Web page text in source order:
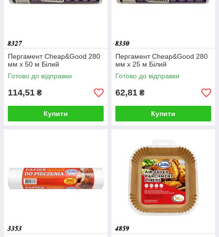
Пергамент Cheap&Good 280
мм х 50 м Білий
Готово до відправки
114,51 ₴
Купити
Пергамент Cheap&Good 280
мм х 25 м Білий
Готово до відправки
62,81 ₴
Купити